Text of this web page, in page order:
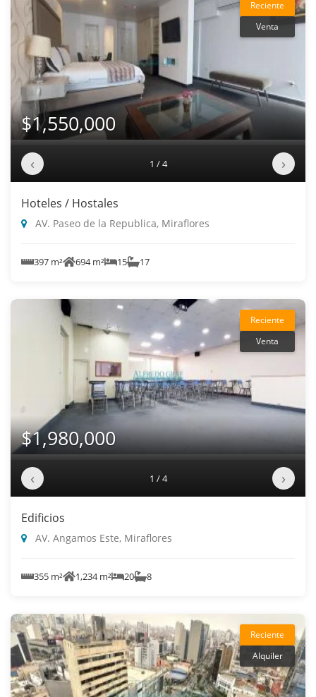
Reciente
Venta
$1,550,000
‹ 1 / 4 ›
Hoteles / Hostales
AV. Paseo de la Republica, Miraflores
397 m² 694 m² 15 17
Reciente
Venta
$1,980,000
‹ 1 / 4 ›
Edificios
AV. Angamos Este, Miraflores
355 m² 1,234 m² 20 8
Reciente
Alquiler